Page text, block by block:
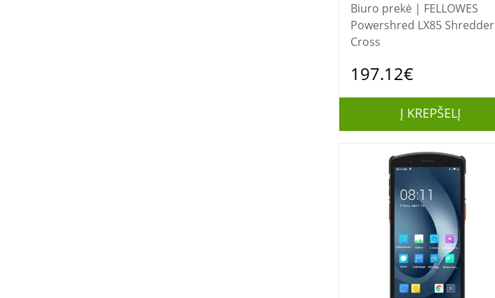
Biuro prekė | FELLOWES
Powershred LX85 Shredder
Cross
197.12€
Į KREPŠELĮ